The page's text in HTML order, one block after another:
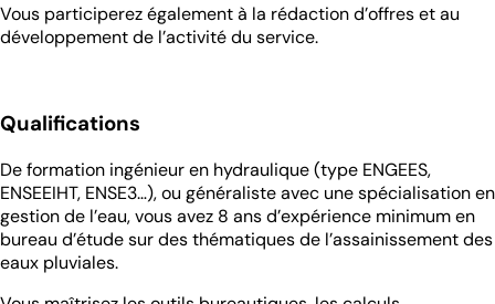
Vous participerez également à la rédaction d’offres et au
développement de l’activité du service.
Qualifications
De formation ingénieur en hydraulique (type ENGEES,
ENSEEIHT, ENSE3…), ou généraliste avec une spécialisation en
gestion de l’eau, vous avez 8 ans d’expérience minimum en
bureau d’étude sur des thématiques de l’assainissement des
eaux pluviales.